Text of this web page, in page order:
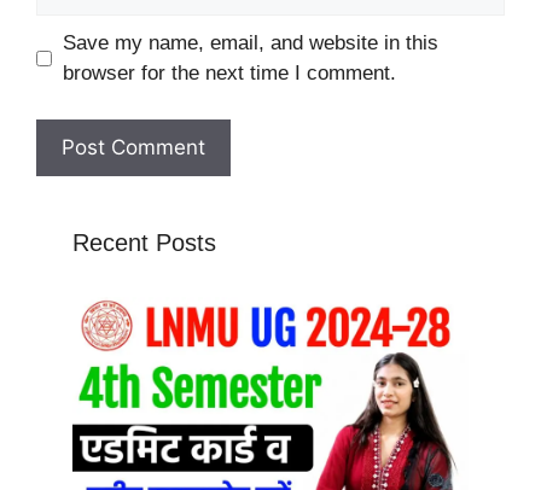
Website
Save my name, email, and website in this
browser for the next time I comment.
Recent Posts